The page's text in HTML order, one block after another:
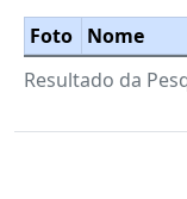
Foto Nome
Resultado da